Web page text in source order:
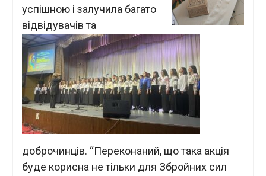
успішною і залучила багато
відвідувачів та
доброчинців. “Переконаний, що така акція
буде корисна не тільки для Збройних сил